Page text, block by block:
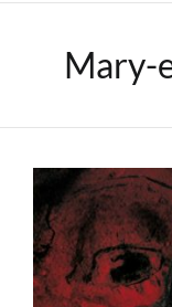
Mary-